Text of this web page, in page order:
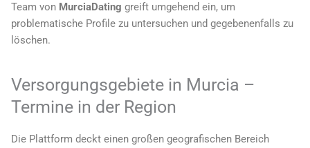
Team von MurciaDating greift umgehend ein, um
problematische Profile zu untersuchen und gegebenenfalls zu
löschen.
Versorgungsgebiete in Murcia –
Termine in der Region
Die Plattform deckt einen großen geografischen Bereich